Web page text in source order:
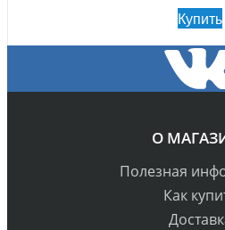
Купить
О
Полезная
Как